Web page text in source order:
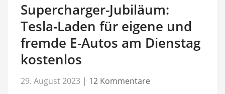
Supercharger-Jubiläum:
Tesla-Laden für eigene und
fremde E-Autos am Dienstag
kostenlos
29. August 2023 | 12 Kommentare